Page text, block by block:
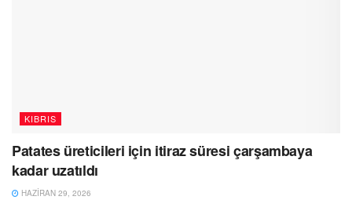
KIBRIS
Patates üreticileri için itiraz süresi çarşambaya
kadar uzatıldı
HAZIRAN 29, 2026